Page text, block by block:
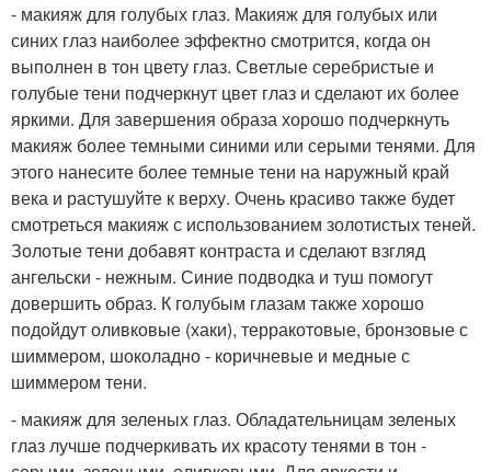
- макияж для голубых глаз. Макияж для голубых или
синих глаз наиболее эффектно смотрится, когда он
выполнен в тон цвету глаз. Светлые серебристые и
голубые тени подчеркнут цвет глаз и сделают их более
яркими. Для завершения образа хорошо подчеркнуть
макияж более темными синими или серыми тенями. Для
этого нанесите более темные тени на наружный край
века и растушуйте к верху. Очень красиво также будет
смотреться макияж с использованием золотистых теней.
Золотые тени добавят контраста и сделают взгляд
ангельски - нежным. Синие подводка и туш помогут
довершить образ. К голубым глазам также хорошо
подойдут оливковые (хаки), терракотовые, бронзовые с
шиммером, шоколадно - коричневые и медные с
шиммером тени.
- макияж для зеленых глаз. Обладательницам зеленых
глаз лучше подчеркивать их красоту тенями в тон -